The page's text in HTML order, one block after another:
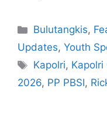
Bulutangkis,
Updates, Youth
Kapolri, Kapolri
2026, PP PBSI,